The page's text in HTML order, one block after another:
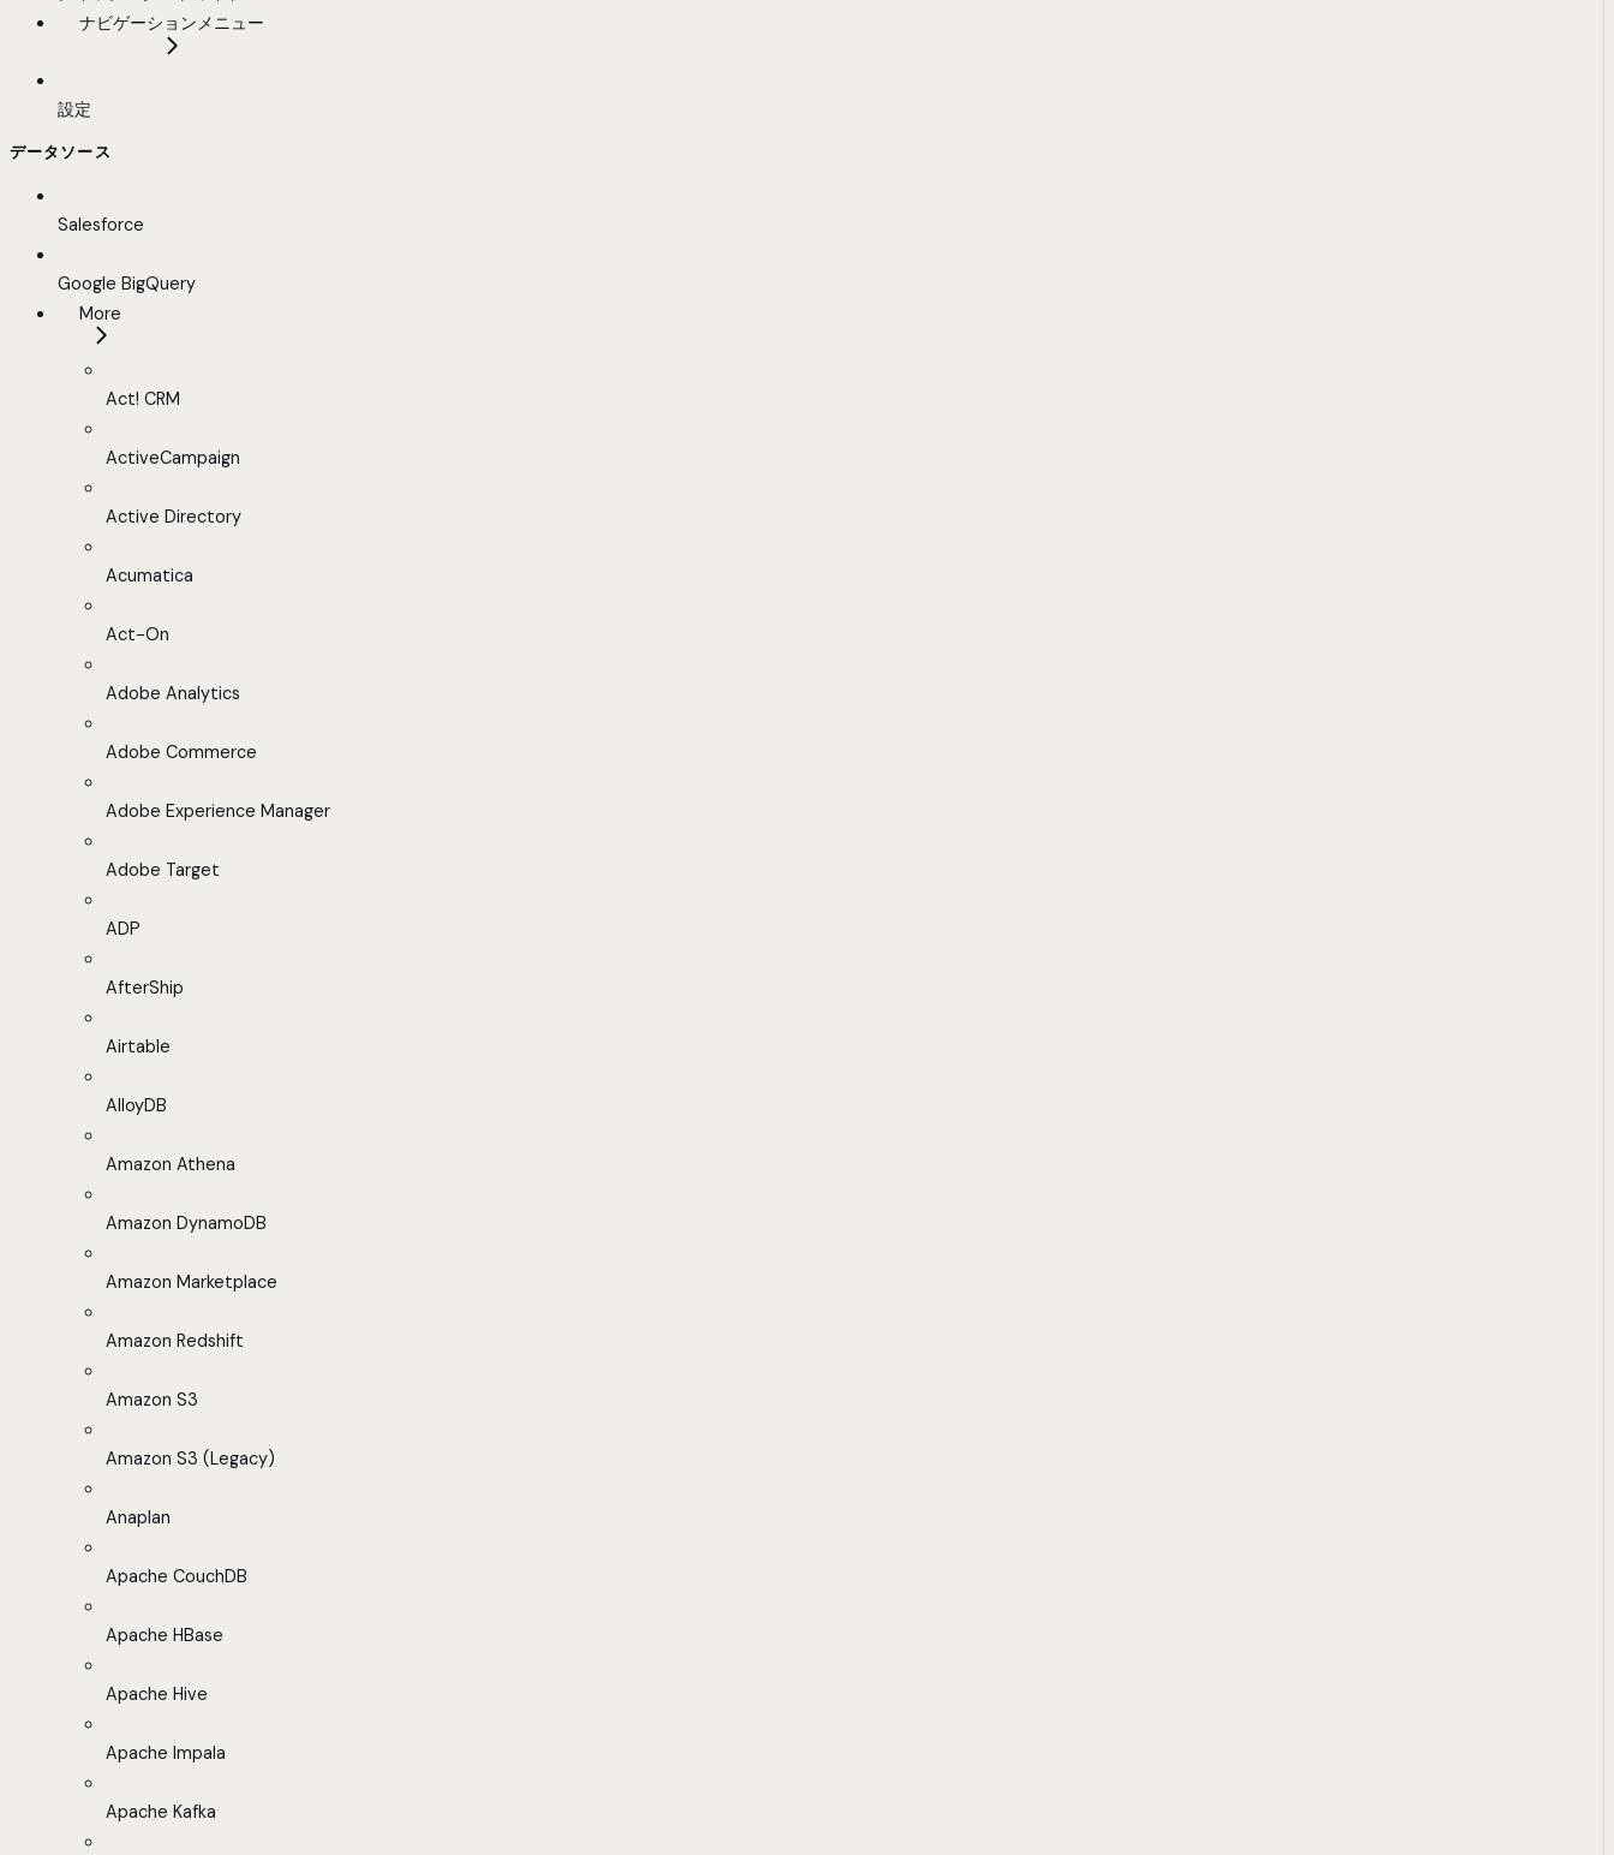
ナビゲーションメニュー
設定
データソース
Salesforce
Google BigQuery
More
Act! CRM
ActiveCampaign
Active Directory
Acumatica
Act-On
Adobe Analytics
Adobe Commerce
Adobe Experience Manager
Adobe Target
ADP
AfterShip
Airtable
AlloyDB
Amazon Athena
Amazon DynamoDB
Amazon Marketplace
Amazon Redshift
Amazon S3
Amazon S3 (Legacy)
Anaplan
Apache CouchDB
Apache HBase
Apache Hive
Apache Impala
Apache Kafka